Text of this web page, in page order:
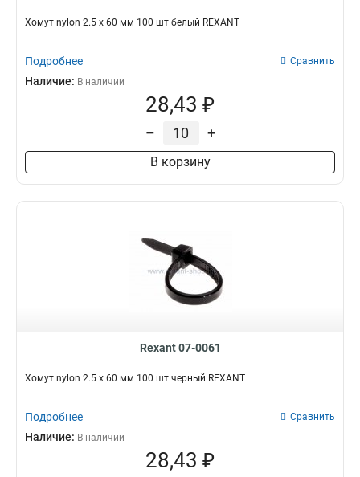
Хомут nylon 2.5 х 60 мм 100 шт белый REXANT
Подробнее Сравнить
Наличие: В наличии
28,43 ₽
– +
В корзину
Rexant 07-0061
Хомут nylon 2.5 х 60 мм 100 шт черный REXANT
Подробнее Сравнить
Наличие: В наличии
28,43 ₽